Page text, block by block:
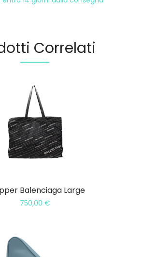
Correlati
Balenciaga Large
750,00 €